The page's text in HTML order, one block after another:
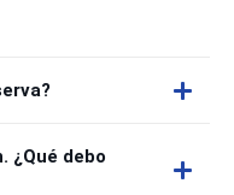
¿Qué debo